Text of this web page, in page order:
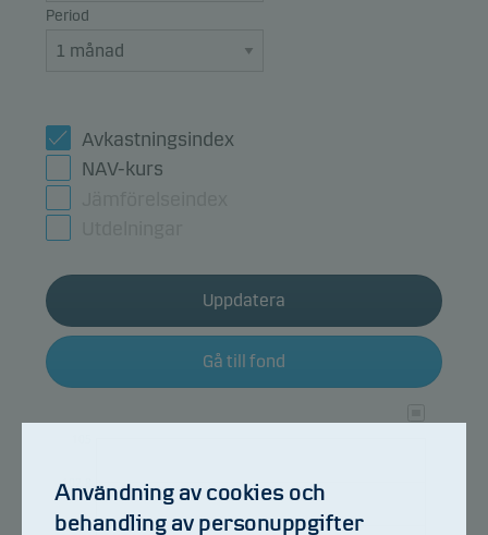
Period
Avkastningsindex
NAV-kurs
Uppdatera
Gå till fond
100.6
102.8
Användning av cookies och
behandling av personuppgifter